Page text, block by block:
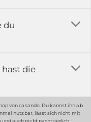
du
hast die
von casando. Du kannst ihn ab
nutzbar, lässt sich nicht mit